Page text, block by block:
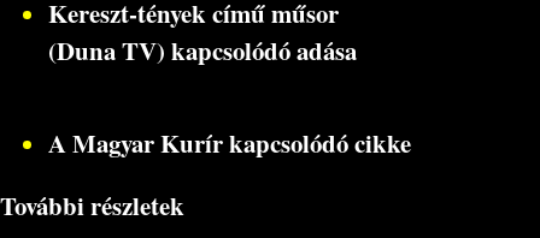
Kereszt-tények című műsor
(Duna TV) kapcsolódó adása
A Magyar Kurír kapcsolódó cikke
További részletek